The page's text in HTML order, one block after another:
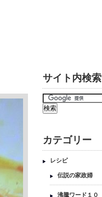
サイト内検索
カテゴリー
レシピ
伝説の家政婦
沸騰ワード１０